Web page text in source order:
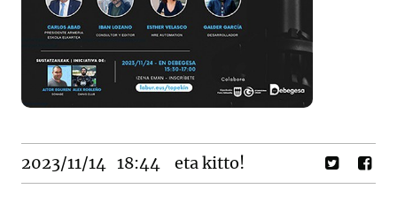
2023/11/14 18:44 eta kitto!